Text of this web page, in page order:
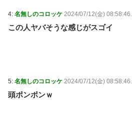
4: 名無しのコロッケ 2024/07/12(金)
この人ヤバそうな感じがスゴイ
5: 名無しのコロッケ 2024/07/12(金)
頭ポンポンｗ